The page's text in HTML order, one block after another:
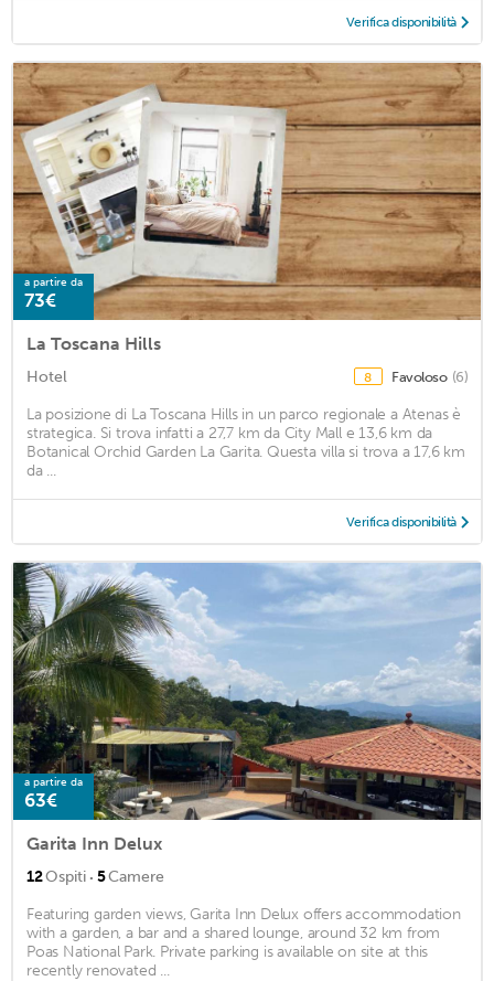
Verifica disponibilità
a partire da
73€
La Toscana Hills
Hotel 8 Favoloso (6)
La posizione di La Toscana Hills in un parco regionale a Atenas è
strategica. Si trova infatti a 27,7 km da City Mall e 13,6 km da
Botanical Orchid Garden La Garita. Questa villa si trova a 17,6 km
da ...
Verifica disponibilità
a partire da
63€
Garita Inn Delux
12Ospiti · 5Camere
Featuring garden views, Garita Inn Delux offers accommodation
with a garden, a bar and a shared lounge, around 32 km from
Poas National Park. Private parking is available on site at this
recently renovated ...